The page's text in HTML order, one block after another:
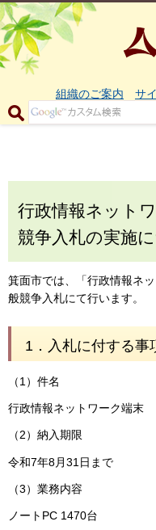
組織のご案内 サ
行政情報ネット
競争入札の実施
箕面市では、「行政情報ネ
般競争入札にて行います。
1．入札に付する事
（1）件名
行政情報ネットワーク端末
（2）納入期限
令和7年8月31日まで
（3）業務内容
ノートPC 1470台